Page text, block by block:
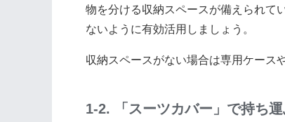
物を分ける収納スペースが備えられて
ないように有効活用しましょう。
収納スペースがない場合は専用ケース
1-2. 「スーツカバー」で持ち